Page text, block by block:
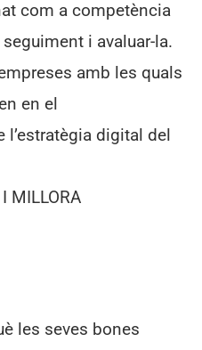
com a competència
i avaluar-la.
amb les quals
en el
digital del
MILLORA
les seves bones